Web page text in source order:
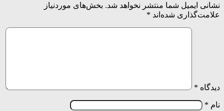
نشانی ایمیل شما منتشر نخواهد شد. بخش‌های موردنیاز
علامت‌گذاری شده‌اند *
دیدگاه *
نام *